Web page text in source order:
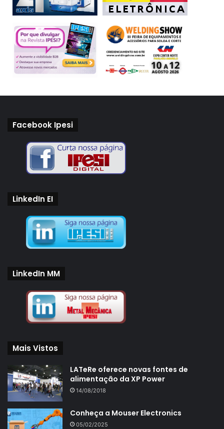
Facebook Ipesi
LinkedIn EI
LinkedIn MM
Mais Vistos
LATeRe oferece novas fontes de
alimentação da XP Power
14/08/2018
Conheça a Mouser Electronics
05/02/2025